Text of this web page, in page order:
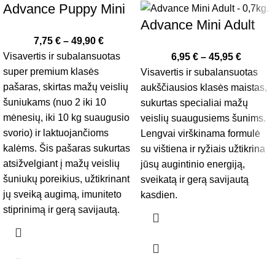
Advance Puppy Mini
7,75 € – 49,90 €
Visavertis ir subalansuotas
super premium klasės
pašaras, skirtas mažų veislių
šuniukams (nuo 2 iki 10
mėnesių, iki 10 kg suaugusio
svorio) ir laktuojančioms
kalėms. Šis pašaras sukurtas
atsižvelgiant į mažų veislių
šuniukų poreikius, užtikrinant
jų sveiką augimą, imuniteto
stiprinimą ir gerą savijautą.
Advance Mini Adult
6,95 € – 45,95 €
Visavertis ir subalansuotas
aukščiausios klasės maistas,
sukurtas specialiai mažų
veislių suaugusiems šunims.
Lengvai virškinama formulė
su vištiena ir ryžiais užtikrina
jūsų augintinio energiją,
sveikatą ir gerą savijautą
kasdien.